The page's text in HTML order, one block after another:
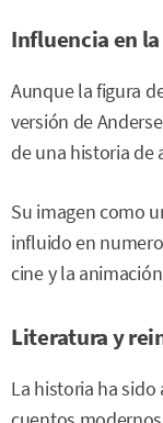
Influencia en
Aunque la figura
versión de
de una historia de
Su imagen como
influido en
cine y la
Literatura y
La historia ha